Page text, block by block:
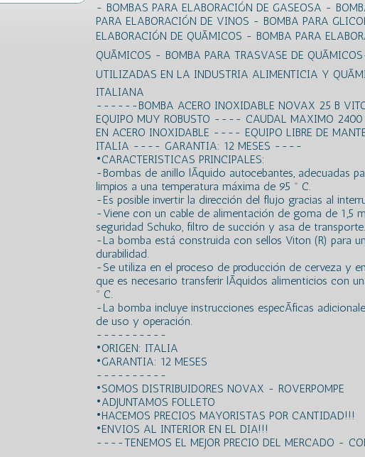
- BOMBAS PARA ELABORACIÓN DE GASEOSA -
PARA ELABORACIÓN DE VINOS - BOMBA PARA
ELABORACIÓN DE QUÃMICOS - BOMBA PARA
QUÃMICOS - BOMBA PARA TRASVASE DE
UTILIZADAS EN LA INDUSTRIA ALIMENTICIA Y
ITALIANA
------BOMBA ACERO INOXIDABLE NOVAX 25 B
EQUIPO MUY ROBUSTO ---- CAUDAL MAXIMO
EN ACERO INOXIDABLE ---- EQUIPO LIBRE DE
ITALIA ---- GARANTIA: 12 MESES ----
•CARACTERISTICAS PRINCIPALES:
-Bombas de anillo lÃ­quido autocebantes, adecuadas
limpios a una temperatura máxima de 95 º C.
-Es posible invertir la dirección del flujo gracias al
-Viene con un cable de alimentación de goma de 1,5
seguridad Schuko, filtro de succión y asa de transporte.
-La bomba está construida con sellos Viton (R) para
durabilidad.
-Se utiliza en el proceso de producción de cerveza y
que es necesario transferir lÃ­quidos alimenticios con
º C.
-La bomba incluye instrucciones especÃ­ficas
de uso y operación.
----------
•ORIGEN: ITALIA
•GARANTIA: 12 MESES
----------
•SOMOS DISTRIBUIDORES NOVAX - ROVERPOMPE
•ADJUNTAMOS FOLLETO
•HACEMOS PRECIOS MAYORISTAS POR CANTIDAD!!!
•ENVIOS AL INTERIOR EN EL DIA!!!
----TENEMOS EL MEJOR PRECIO DEL MERCADO -